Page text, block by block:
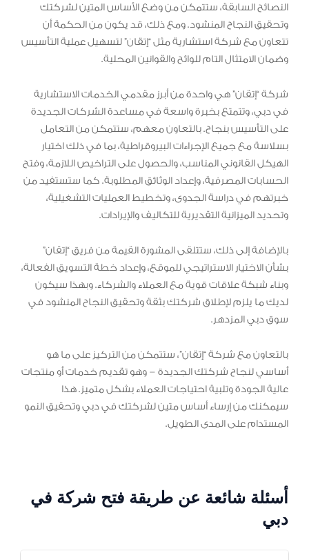
النصائح السابقة، ستتمكن من وضع الأساس المتين لشركتك
وتحقيق النجاح المنشود. ومع ذلك، قد يكون من الحكمة أن
تتعاون مع شركة استشارية مثل “إتقان” لتسهيل عملية التأسيس
وضمان الامتثال التام للوائح والقوانين المحلية.
شركة “إتقان” هي واحدة من أبرز مقدمي الخدمات الاستشارية
في دبي، وتتمتع بخبرة واسعة في مساعدة الشركات الجديدة
على التأسيس بنجاح. بالتعاون معهم، ستتمكن من التعامل
بسلاسة مع جميع الإجراءات البيروقراطية، بما في ذلك اختيار
الهيكل القانوني المناسب، والحصول على التراخيص اللازمة، وفتح
الحسابات المصرفية، وإعداد الوثائق المطلوبة. كما ستستفيد من
خبرتهم في دراسة الجدوى، وتخطيط العمليات التشغيلية،
وتحديد الميزانية التقديرية للتكاليف والإيرادات.
بالإضافة إلى ذلك، ستتلقى المشورة القيمة من فريق “إتقان”
بشأن الاختيار الاستراتيجي للموقع، وإعداد خطة التسويق الفعالة،
وبناء شبكة علاقات قوية مع العملاء والشركاء. وبهذا سيكون
لديك ما يلزم لإطلاق شركتك بثقة وتحقيق النجاح المنشود في
سوق دبي المزدهر.
بالتعاون مع شركة “إتقان”، ستتمكن من التركيز على ما هو
أساسي لنجاح شركتك الجديدة – وهو تقديم خدمات أو منتجات
عالية الجودة وتلبية احتياجات العملاء بشكل متميز. هذا
سيمكنك من إرساء أساس متين لشركتك في دبي وتحقيق النمو
المستدام على المدى الطويل.
أسئلة شائعة عن طريقة فتح شركة في
دبي